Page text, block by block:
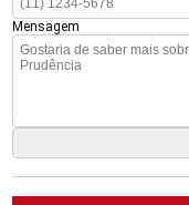
Mensagem